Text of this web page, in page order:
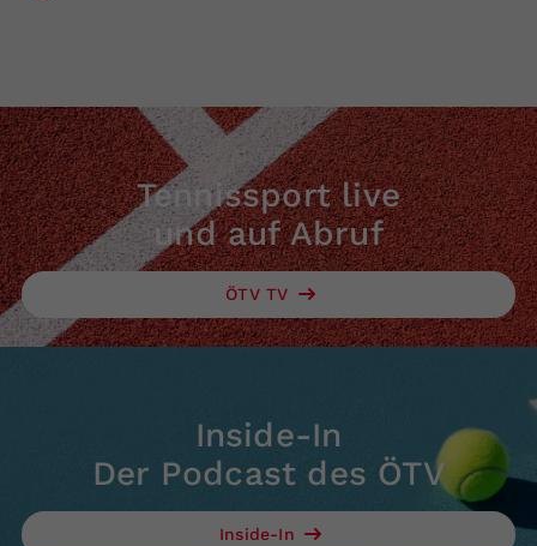
Tennissport live
und auf Abruf
ÖTV TV
Inside-In
Der Podcast des ÖTV
Inside-In